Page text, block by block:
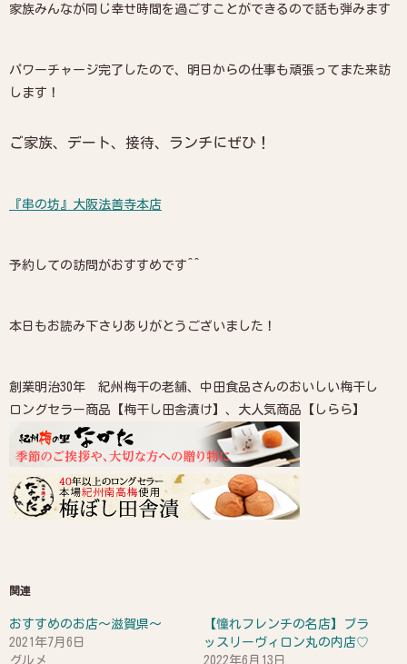
家族みんなが同じ幸せ時間を過ごすことができるので話も弾みます
パワーチャージ完了したので、明日からの仕事も頑張ってまた来訪
します！
ご家族、デート、接待、ランチにぜひ！
『串の坊』大阪法善寺本店
予約しての訪問がおすすめです^^
本日もお読み下さりありがとうございました！
創業明治30年 紀州梅干の老舗、中田食品さんのおいしい梅干し
ロングセラー商品【梅干し田舎漬け】、大人気商品【しらら】
関連
おすすめのお店〜滋賀県〜
2021年7月6日
グルメ
【憧れフレンチの名店】ブラ
ッスリーヴィロン丸の内店♡
2022年6月13日